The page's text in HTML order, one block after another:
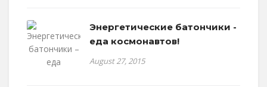
Энергетические батончики -
еда космонавтов!
August 27, 2015